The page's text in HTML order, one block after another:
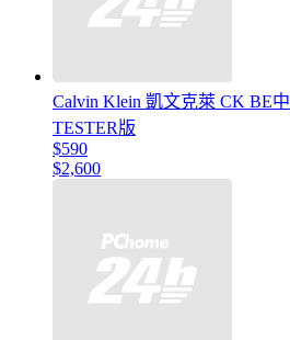
Calvin Klein 凱文克萊 CK BE
TESTER版
$590
$2,600